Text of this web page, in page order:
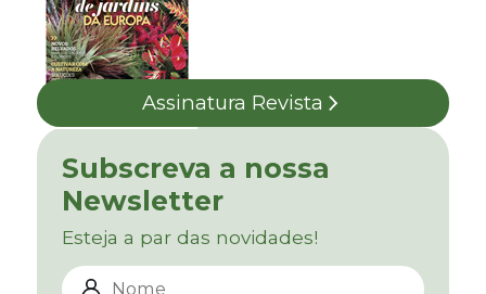
Assinatura Revista
Subscreva a nossa
Newsletter
Esteja a par das novidades!